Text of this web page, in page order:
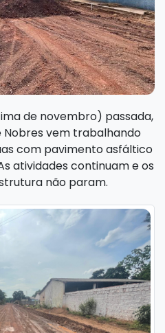
de novembro) passada,
Nobres vem trabalhando
com pavimento asfáltico
atividades continuam e os
não param.